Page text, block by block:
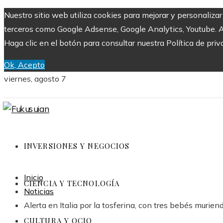
Nuestro sitio web utiliza cookies para mejorar y
terceros como Google Adsense, Google Analytics,
Haga clic en el botón para consultar nuestra Política de
Ok, Acepto
viernes, agosto 7
INVERSIONES Y NEGOCIOS
CIENCIA Y TECNOLOGÍA
CULTURA Y OCIO
Inicio
Noticias
Alerta en Italia por la tosferina, con tres bebés